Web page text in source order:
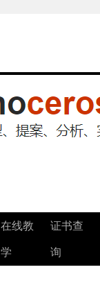
在线教
学
证书查
询